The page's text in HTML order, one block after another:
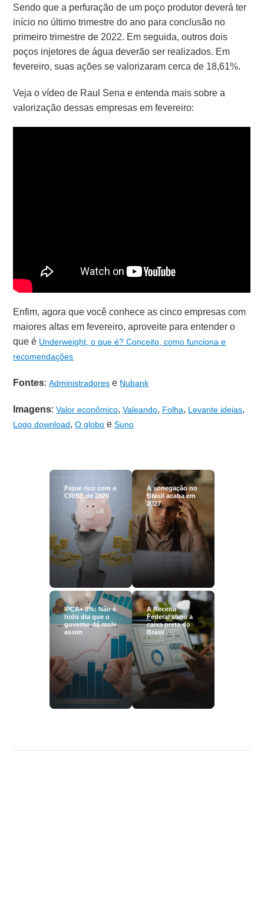
Sendo que a perfuração de um poço produtor deverá ter
início no último trimestre do ano para conclusão no
primeiro trimestre de 2022. Em seguida, outros dois
poços injetores de água deverão ser realizados. Em
fevereiro, suas ações se valorizaram cerca de 18,61%.
Veja o vídeo de Raul Sena e entenda mais sobre a
valorização dessas empresas em fevereiro:
Enfim, agora que você conhece as cinco empresas com
maiores altas em fevereiro, aproveite para entender o
que é Underweight, o que é? Conceito, como funciona e
recomendações
Fontes:Administradores e Nubank
Imagens:Valor econômico,Valeando, Folha, Levante ideias,
Logo download,O globo eSuno
Fique rico com a
CRISE de 2026
A sonegação no
Brasil acaba em
2027
IPCA+ 8%: Não é
todo dia que o
governo dá mole
assim
A Receita
Federal abriu a
caixa preta do
Brasil